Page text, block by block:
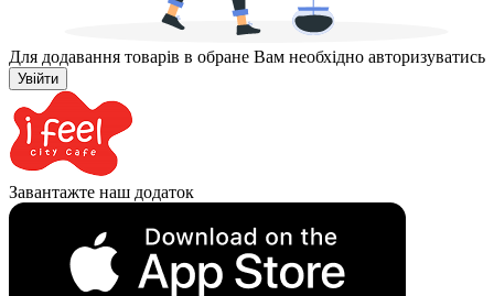
Для додавання товарів в обране Вам необхідно авторизуватись
Увійти
Завантажте наш додаток